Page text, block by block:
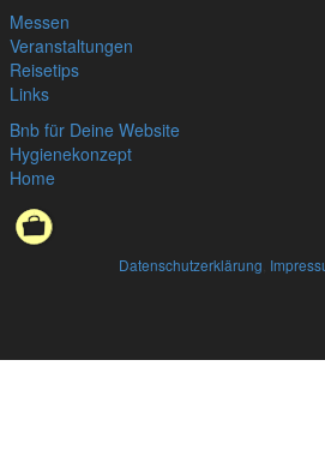
Messen
Veranstaltungen
Reisetips
Links
Bnb für Deine Website
Hygienekonzept
Home
Datenschutzerklärung